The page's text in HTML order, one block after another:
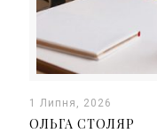
1 Липня, 2026
ОЛЬГА СТОЛЯР